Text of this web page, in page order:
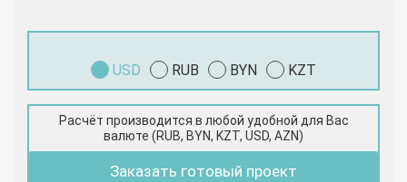
USD RUB BYN KZT
Расчёт производится в любой удобной для Вас
валюте (RUB, BYN, KZT, USD, AZN)
Заказать готовый проект